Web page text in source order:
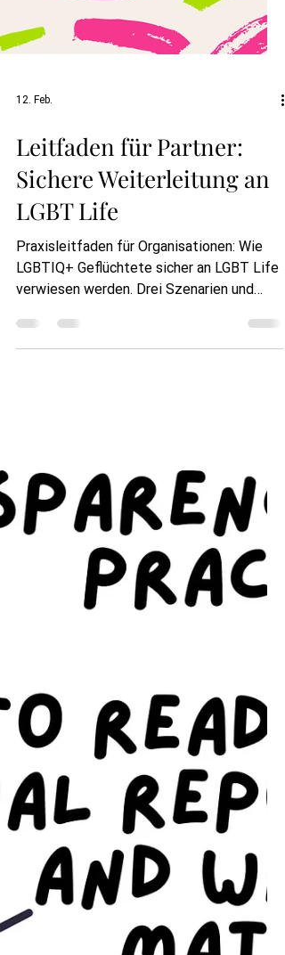
12. Feb.
Leitfaden für Partner:
verwiesen werden. Drei Szenarien und
Schutzprinzipien. Partnerleitfaden: Wie
man Personen sicher an LGBT Life
weiterleitet Starke Partnerschaften
entstehen nicht nur durch gemeinsame
Werte, sondern auch durch klare und
sichere Weiterleitungswege.
Herausforderung:Wie können wir eine
Person ver